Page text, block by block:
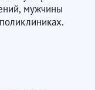
мужчины